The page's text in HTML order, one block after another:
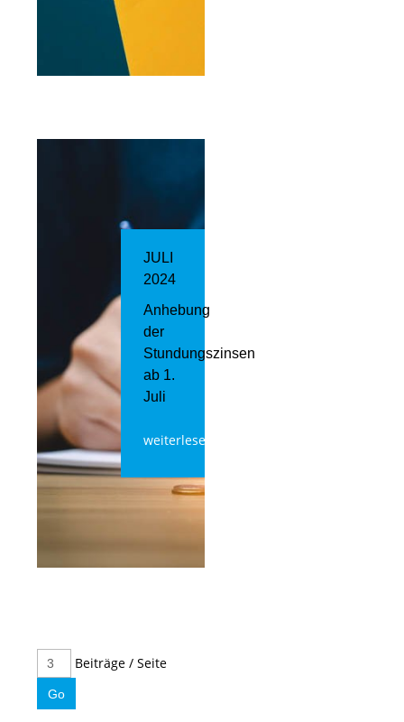
JULI
2024
Anhebung
der
Stundungszinsen
ab 1.
Juli
weiterlesen
Beiträge / Seite